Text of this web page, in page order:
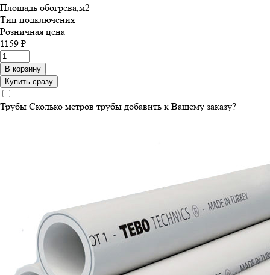
Площадь обогрева,м2
Тип подключения
Розничная цена
1159 ₽
В корзину
Купить сразу
Трубы Сколько метров трубы добавить к Вашему заказу?